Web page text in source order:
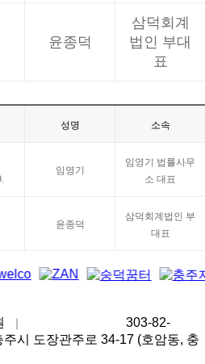
윤종덕
삼덕회계
법인 부대
표
성명 소속
임영기
임영기 법률사무
소 대표
윤종덕
삼덕회계법인 부
대표
｜
303-82-
주시 도장관주로 34-17 (호암동, 충